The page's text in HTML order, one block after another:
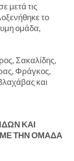
μετά τις
το
ομάδα,
Σακαλίδης,
Φράγκος,
και
ΚΑΙ
ΜΕ ΤΗΝ ΟΜΑΔΑ